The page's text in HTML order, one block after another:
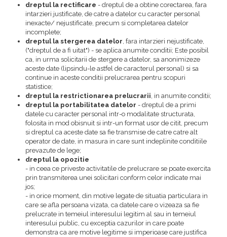
dreptul la rectificare - dreptul de a obtine corectarea, fara
intarzieri justificate, de catre a datelor cu caracter personal
inexacte/ nejustificate, precum si completarea datelor
incomplete;
dreptul la stergerea datelor, fara intarzieri nejustificate,
("dreptul de a fi uitat") - se aplica anumite conditii; Este posibil
ca, in urma solicitarii de stergere a datelor, sa anonimizeze
aceste date (lipsindu-le astfel de caracterul personal) si sa
continue in aceste conditii prelucrarea pentru scopuri
statistice;
dreptul la restrictionarea prelucrarii, in anumite conditii;
dreptul la portabilitatea datelor - dreptul de a primi
datele cu caracter personal intr-o modalitate structurata,
folosita in mod obisnuit si intr-un format usor de citit, precum
si dreptul ca aceste date sa fie transmise de catre catre alt
operator de date, in masura in care sunt indeplinite conditiile
prevazute de lege;
dreptul la opozitie
- in ceea ce priveste activitatile de prelucrare se poate exercita
prin transmiterea unei solicitari conform celor indicate mai
jos;
- in orice moment, din motive legate de situatia particulara in
care se afla persoana vizata, ca datele care o vizeaza sa fie
prelucrate in temeiul interesului legitim al sau in temeiul
interesului public, cu exceptia cazurilor in care poate
demonstra ca are motive legitime si imperioase care justifica